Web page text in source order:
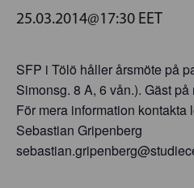
25.03.2014@17:30 EET
SFP i Tölö håller årsmöte på
Simonsg. 8 A, 6 vån.). Gäst
För mera information
Sebastian Gripenberg